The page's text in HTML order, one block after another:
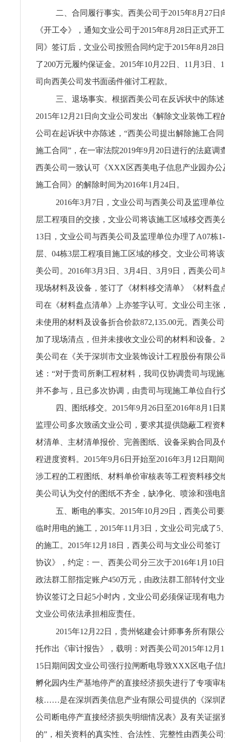
二、合同履行事实。西美公司于2015年8月27日
《开工令》，通知文业公司于2015年8月28日正式开
同》签订后，文业公司按照合同约定于2015年8月28
了200万元履约保证金。2015年10月22日、11月3日、
司向西美公司发书面函件催讨工程款。
三、退场事实。根据西美公司在反诉状中的陈
2015年12月21日向文业公司发出《解除文业装饰工程
公司在起诉状中亦陈述，“西美公司提出解除施工合
施工合同”，在一审法院2019年9月20日进行的法庭调
西美公司一致认可《XXX区西美电子信息产业园办公
施工合同》的解除时间为2016年1月24日。
2016年3月7日，文业公司与西美公司及监理单
层工程项目的交接，文业公司将该施工区域移交西美
13日，文业公司与西美公司及监理单位办理了A07栋
层、04栋3层工程项目施工区域的移交。文业公司将
美公司。2016年3月3日、3月4日、3月9日，西美公司
现场材料及设备，签订了《材料移交清单》《材料盘
司在《材料盘点清单》上亦签字认可。文业公司主张
未使用的材料及设备折合价款872,135.00元。西美公
加了现场清点，但并未接收文业公司的材料和设备。
美公司在《关于深圳市文业装饰设计工程股份有限公
述：“对于贵司所剩工程材料，我司仅协调贵司与现
并不参与，且已多次协调，由贵司与现施工单位自行
四、图纸移交。2015年9月26日至2016年8月1
监理公司多次致函文业公司，要求其提供隐蔽工程资
材清单、主材清单报价、完善图纸、设备采购合同及
程进度资料。2015年9月6日开始至2016年3月12日期
涉工程的工程图纸、材料单价审核表等工程资料移交
美公司认为交付的图纸不齐全，缺净化、喷涂和强电
五、断电的事实。2015年10月29日，西美公司
临时用电的施工，2015年11月3日，文业公司完成了5
的施工。2015年12月18日，西美公司与文业公司签订
协议》，约定：一、西美公司分三次于2016年1月10
政法群工部指定账户450万元，由政法群工部转付文
协议签订之日起5小时内，文业公司必须保证现有电
文业公司依法承担相应责任。
2015年12月22日，贵州铭建会计师事务所有限
托作出《审计报告》，载明：对西美公司2015年12月
15日期间因文业公司强行拉闸断电导致XXX区电子信
孵化园内生产基地停产的直接经济损失进行了专项审
核……是在深圳西美信息产业有限公司提供的《深圳
公司断电停产直接经济损失明细情况表》及有关证据
的”，相关资料的真实性、合法性、完整性由西美公